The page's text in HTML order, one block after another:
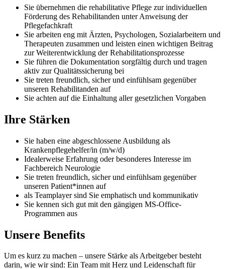
Sie übernehmen die rehabilitative Pflege zur individuellen
Förderung des Rehabilitanden unter Anweisung der
Pflegefachkraft
Sie arbeiten eng mit Ärzten, Psychologen, Sozialarbeitern und
Therapeuten zusammen und leisten einen wichtigen Beitrag
zur Weiterentwicklung der Rehabilitationsprozesse
Sie führen die Dokumentation sorgfältig durch und tragen
aktiv zur Qualitätssicherung bei
Sie treten freundlich, sicher und einfühlsam gegenüber
unseren Rehabilitanden auf
Sie achten auf die Einhaltung aller gesetzlichen Vorgaben
Ihre Stärken
Sie haben eine abgeschlossene Ausbildung als
Krankenpflegehelfer/in (m/w/d)
Idealerweise Erfahrung oder besonderes Interesse im
Fachbereich Neurologie
Sie treten freundlich, sicher und einfühlsam gegenüber
unseren Patient*innen auf
als Teamplayer sind Sie emphatisch und kommunikativ
Sie kennen sich gut mit den gängigen MS-Office-
Programmen aus
Unsere Benefits
Um es kurz zu machen – unsere Stärke als Arbeitgeber besteht
darin, wie wir sind: Ein Team mit Herz und Leidenschaft für